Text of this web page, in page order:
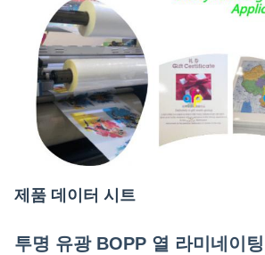
제품 데이터 시트
투명 유광 BOPP 열 라미네이